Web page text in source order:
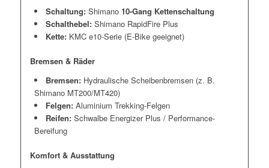
Schaltung:Shimano 10-Gang Kettenschaltung
Schalthebel:Shimano RapidFire Plus
Kette:KMC e10-Serie (E-Bike geeignet)
Bremsen & Räder
Bremsen:Hydraulische Scheibenbremsen (z. B.
Shimano MT200/MT420)
Felgen:Aluminium Trekking-Felgen
Reifen:Schwalbe Energizer Plus / Performance-
Bereifung
Komfort & Ausstattung